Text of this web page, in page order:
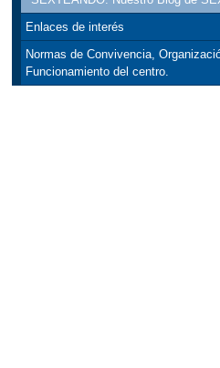
Enlaces de interés
Normas de Convivencia,
Funcionamiento del centro.